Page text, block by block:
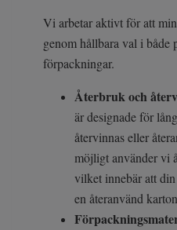
Vi arbetar aktivt för att
genom hållbara val i både
förpackningar.
Återbruk och
är designade för
återvinnas eller
möjligt använder vi
vilket innebär att
en återanvänd